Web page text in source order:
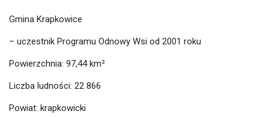
Gmina Krapkowice
– uczestnik Programu Odnowy Wsi od 2001 roku
Powierzchnia: 97,44 km²
Liczba ludności: 22 866
Powiat: krapkowicki